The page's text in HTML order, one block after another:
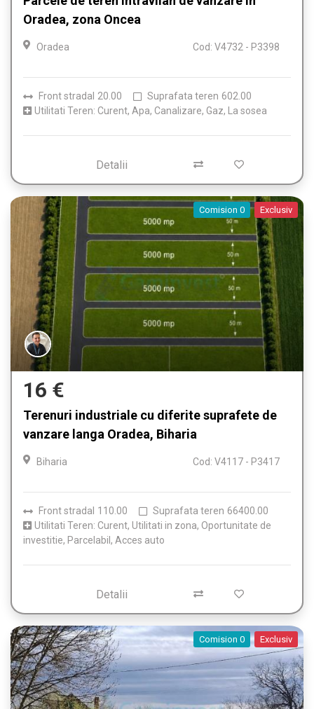
Oradea, zona Oncea
Oradea Cod: V4732 - P3398
Front stradal 20.00 Suprafata teren 602.00
Utilitati Teren: Curent, Apa, Canalizare, Gaz, La sosea
Detalii
Comision 0 Exclusiv
16 €
Terenuri industriale cu diferite suprafete de
vanzare langa Oradea, Biharia
Biharia Cod: V4117 - P3417
Front stradal 110.00 Suprafata teren 66400.00
Utilitati Teren: Curent, Utilitati in zona, Oportunitate de
investitie, Parcelabil, Acces auto
Detalii
Comision 0 Exclusiv